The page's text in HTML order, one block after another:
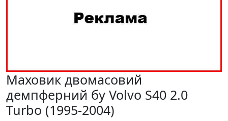
Маховик двомасовий
демпферний бу Volvo S40 2.0
Turbo (1995-2004)